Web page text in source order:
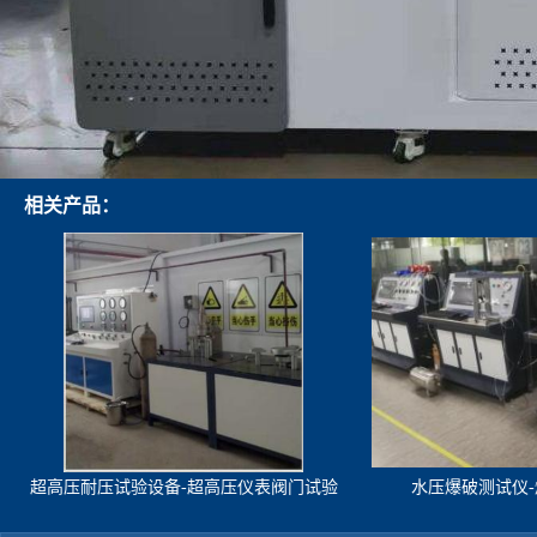
相关产品：
超高压耐压试验设备-超高压仪表阀门试验
水压爆破测试仪